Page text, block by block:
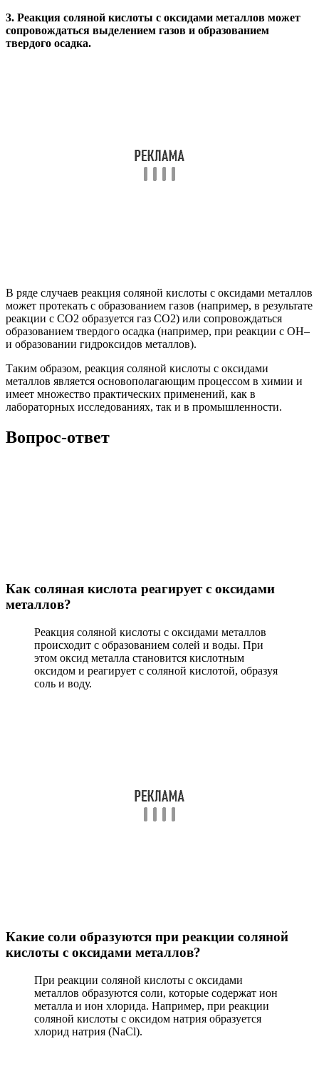
3. Реакция соляной кислоты с оксидами металлов может
сопровождаться выделением газов и образованием
твердого осадка.
В ряде случаев реакция соляной кислоты с оксидами металлов
может протекать с образованием газов (например, в результате
реакции с CO2 образуется газ CO2) или сопровождаться
образованием твердого осадка (например, при реакции с OH–
и образовании гидроксидов металлов).
Таким образом, реакция соляной кислоты с оксидами
металлов является основополагающим процессом в химии и
имеет множество практических применений, как в
лабораторных исследованиях, так и в промышленности.
Вопрос-ответ
Как соляная кислота реагирует с оксидами
металлов?
Реакция соляной кислоты с оксидами металлов
происходит с образованием солей и воды. При
этом оксид металла становится кислотным
оксидом и реагирует с соляной кислотой, образуя
соль и воду.
Какие соли образуются при реакции соляной
кислоты с оксидами металлов?
При реакции соляной кислоты с оксидами
металлов образуются соли, которые содержат ион
металла и ион хлорида. Например, при реакции
соляной кислоты с оксидом натрия образуется
хлорид натрия (NaCl).